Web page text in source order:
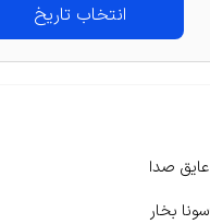
انتخاب تاریخ
عایق صدا
سونا بخار